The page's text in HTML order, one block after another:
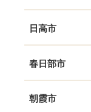
日高市
春日部市
朝霞市